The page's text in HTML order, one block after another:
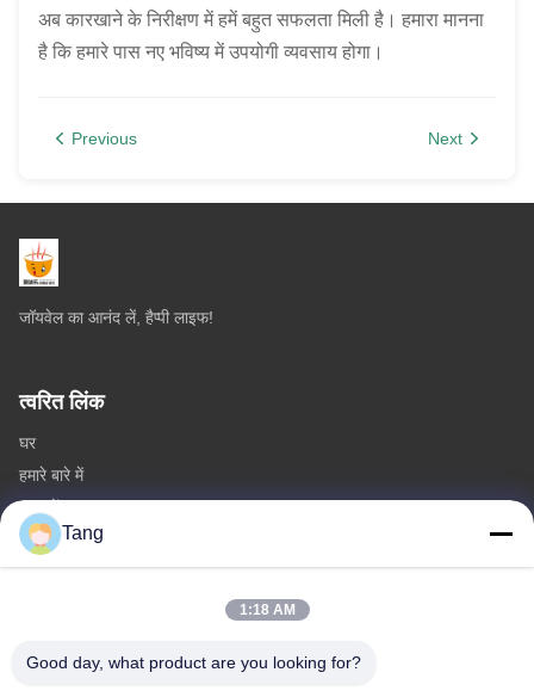
अब कारखाने के निरीक्षण में हमें बहुत सफलता मिली है। हमारा मानना ​​
है कि हमारे पास नए भविष्य में उपयोगी व्यवसाय होगा।
Previous Next
जॉयवेल का आनंद लें, हैप्पी लाइफ!
त्वरित लिंक
घर
हमारे बारे में
उत्पादों
हमसे संपर्क करें
ब्रॉड बीन्स स्नैक
Tang
1:18 AM
Good day, what product are you looking for?